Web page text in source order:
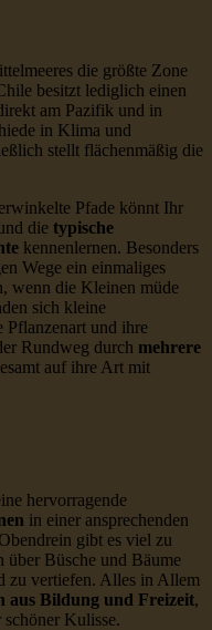
die größte Zone
besitzt lediglich einen
am Pazifik und in
in Klima und
stellt flächenmäßig die
Pfade könnt Ihr
die typische
kennenlernen. Besonders
Wege ein einmaliges
wenn die Kleinen müde
sich kleine
Pflanzenart und ihre
Rundweg durch mehrere
auf ihre Art mit
hervorragende
in einer ansprechenden
gibt es viel zu
über Büsche und Bäume
zu vertiefen. Alles in Allem
aus Bildung und Freizeit,
Kulisse.